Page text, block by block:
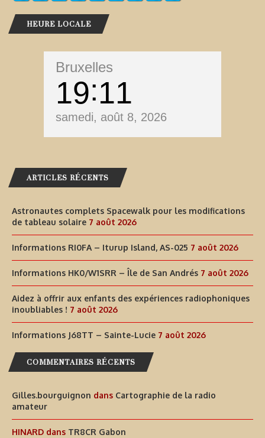
HEURE LOCALE
Bruxelles
19 11
samedi, août 8, 2026
ARTICLES RÉCENTS
Astronautes complets Spacewalk pour les modifications
de tableau solaire 7 août 2026
Informations RI0FA – Iturup Island, AS-025 7 août 2026
Informations HK0/W1SRR – Île de San Andrés 7 août 2026
Aidez à offrir aux enfants des expériences radiophoniques
inoubliables ! 7 août 2026
Informations J68TT – Sainte-Lucie 7 août 2026
COMMENTAIRES RÉCENTS
Gilles.bourguignon dans Cartographie de la radio
amateur
HINARD dans TR8CR Gabon